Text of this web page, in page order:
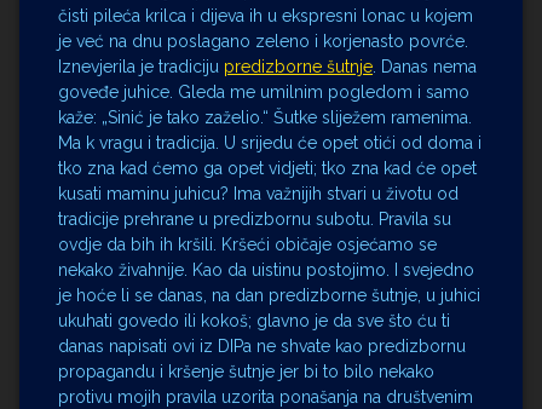
čisti pileća krilca i dijeva ih u ekspresni lonac u kojem
je već na dnu poslagano zeleno i korjenasto povrće.
Iznevjerila je tradiciju predizborne šutnje . Danas nema
goveđe juhice. Gleda me umilnim pogledom i samo
kaže: „Sinić je tako zaželio.“ Šutke sliježem ramenima.
Ma k vragu i tradicija. U srijedu će opet otići od doma i
tko zna kad ćemo ga opet vidjeti; tko zna kad će opet
kusati maminu juhicu? Ima važnijih stvari u životu od
tradicije prehrane u predizbornu subotu. Pravila su
ovdje da bih ih kršili. Kršeći običaje osjećamo se
nekako živahnije. Kao da uistinu postojimo. I svejedno
je hoće li se danas, na dan predizborne šutnje, u juhici
ukuhati govedo ili kokoš; glavno je da sve što ću ti
danas napisati ovi iz DIPa ne shvate kao predizbornu
propagandu i kršenje šutnje jer bi to bilo nekako
protivu mojih pravila uzorita ponašanja na društvenim